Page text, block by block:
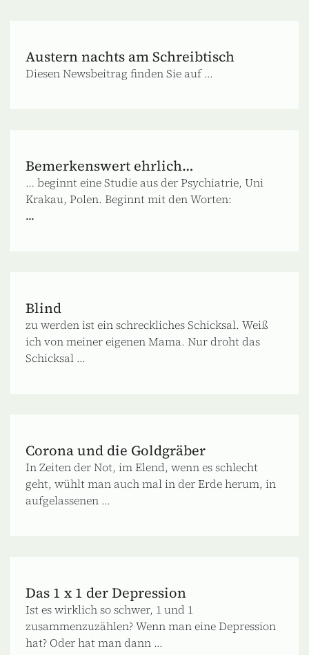
Austern nachts am Schreibtisch
Diesen Newsbeitrag finden Sie auf ...
Bemerkenswert ehrlich…
… beginnt eine Studie aus der Psychiatrie, Uni
Krakau, Polen. Beginnt mit den Worten:
...
Blind
zu werden ist ein schreckliches Schicksal. Weiß
ich von meiner eigenen Mama. Nur droht das
Schicksal ...
Corona und die Goldgräber
In Zeiten der Not, im Elend, wenn es schlecht
geht, wühlt man auch mal in der Erde herum, in
aufgelassenen ...
Das 1 x 1 der Depression
Ist es wirklich so schwer, 1 und 1
zusammenzuzählen? Wenn man eine Depression
hat? Oder hat man dann ...